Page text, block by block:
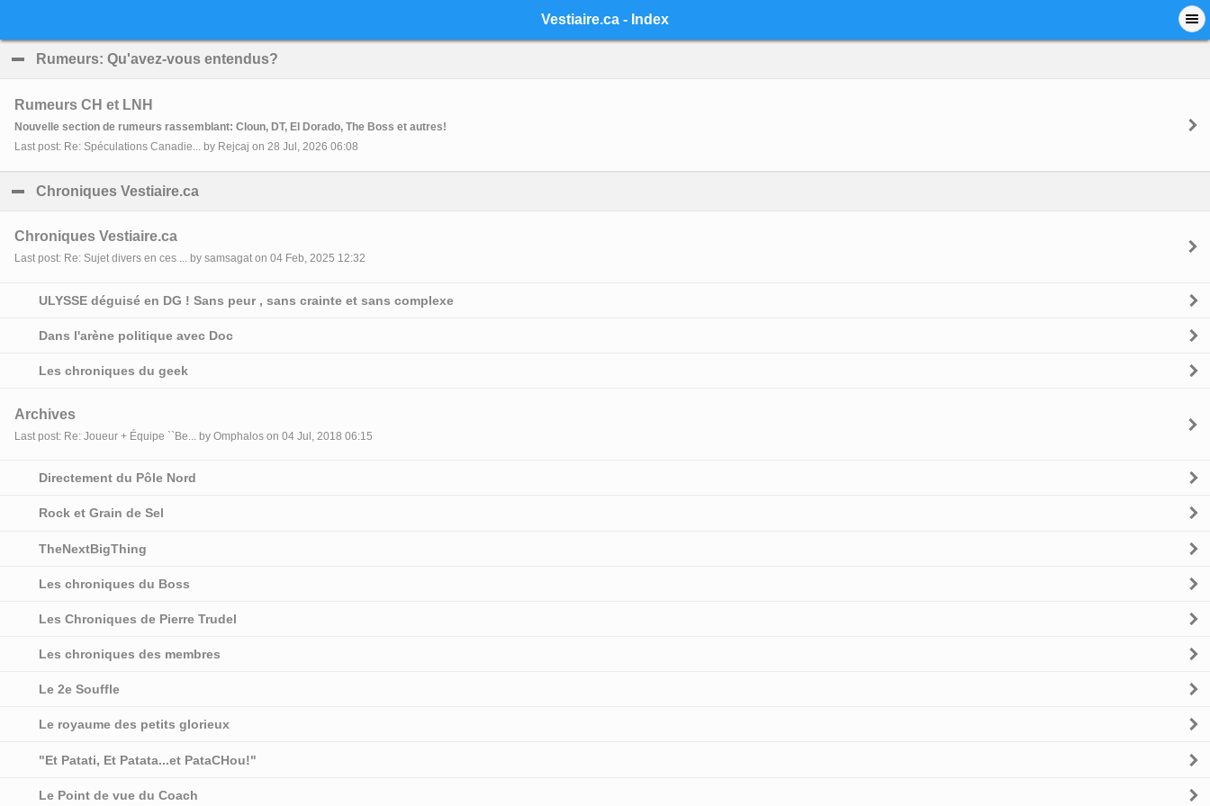
Vestiaire.ca - Index
Rumeurs: Qu'avez-vous entendus?
Rumeurs CH et LNH
Nouvelle section de rumeurs rassemblant: Cloun, DT, El Dorado, The Boss et autres!
Last post: Re: Spéculations Canadie... by Rejcaj on 28 Jul, 2026 06:08
Chroniques Vestiaire.ca
Chroniques Vestiaire.ca
Last post: Re: Sujet divers en ces ... by samsagat on 04 Feb, 2025 12:32
ULYSSE déguisé en DG ! Sans peur , sans crainte et sans complexe
Dans l'arène politique avec Doc
Les chroniques du geek
Archives
Last post: Re: Joueur + Équipe ``Be... by Omphalos on 04 Jul, 2018 06:15
Directement du Pôle Nord
Rock et Grain de Sel
TheNextBigThing
Les chroniques du Boss
Les Chroniques de Pierre Trudel
Les chroniques des membres
Le 2e Souffle
Le royaume des petits glorieux
"Et Patati, Et Patata...et PataCHou!"
Le Point de vue du Coach